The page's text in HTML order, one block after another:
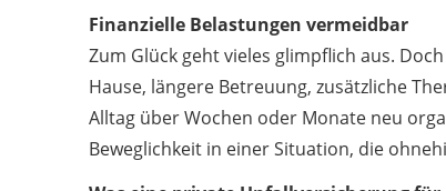
Finanzielle Belastungen vermeidbar
Zum Glück geht vieles glimpflich aus.
Hause, längere Betreuung, zusätzliche
Alltag über Wochen oder Monate neu
Beweglichkeit in einer Situation, die